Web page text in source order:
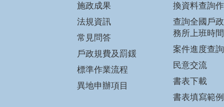
施政成果
法規資訊
常見問答
戶政規費及罰鍰
標準作業流程
異地申辦項目
換資料查詢
查詢全國戶
務所上班時間
案件進度查詢
民意交流
書表下載
書表填寫範例